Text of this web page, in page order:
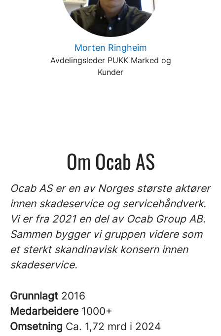
Morten Ringheim
Avdelingsleder PUKK Marked og
Kunder
Om Ocab AS
Ocab AS er en av Norges største aktører
innen skadeservice og servicehåndverk.
Vi er fra 2021 en del av Ocab Group AB.
Sammen bygger vi gruppen videre som
et sterkt skandinavisk konsern innen
skadeservice.
Grunnlagt 2016
Medarbeidere 1000+
Omsetning Ca. 1,72 mrd i 2024